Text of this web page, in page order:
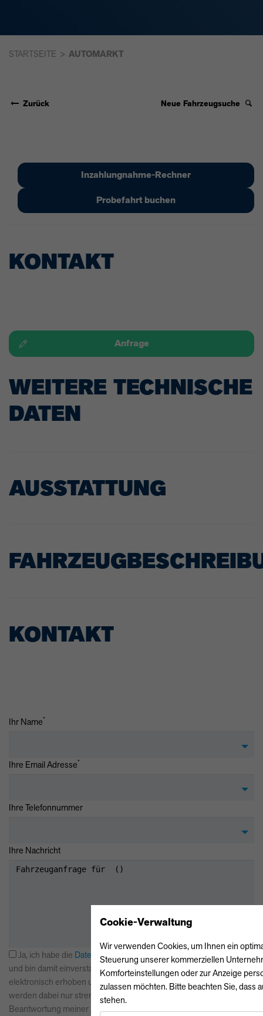
STARTSEITE AUTOMARKT
Zurück Neue Fahrzeugsuche
Inzahlungnahme-Rechner
Probefahrt buchen
KONTAKT
Anfrage
WEITERE TECHNISCHE
DATEN
AUSSTATTUNG
KONTAKT
Ihr Name*
Ihre Email Adresse*
Ihre Telefonnummer
Ihre Nachricht
Ja, ich habe die Datenschutzerklärung
zur Kenntnis genommen
und bin damit einverstanden, dass die von mir angegebenen Daten
elektronisch erhoben und gespeichert werden. Meine Daten
werden dabei nur streng zweckgebunden zur Bearbeitung und
Beantwortung meiner Anfrage benutzt. Mit dem Absenden des
Cookie-Verwaltung
Wir verwenden Cookies, um Ihnen ein
Steuerung unserer kommerziellen
Komforteinstellungen oder zur Anzeige
zulassen möchten. Bitte beachten Sie, dass
stehen.